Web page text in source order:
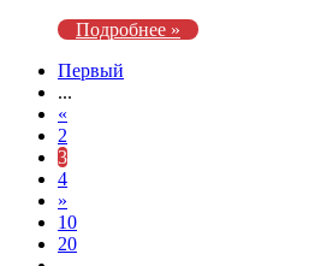
Подробнее »
Первый
...
«
2
3
4
»
10
20